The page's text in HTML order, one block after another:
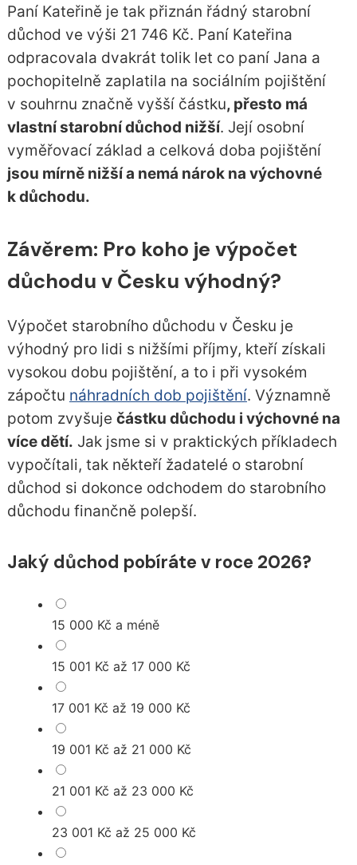
Paní Kateřině je tak přiznán řádný starobní
důchod ve výši 21 746 Kč. Paní Kateřina
odpracovala dvakrát tolik let co paní Jana a
pochopitelně zaplatila na sociálním pojištění
v souhrnu značně vyšší částku, přesto má
vlastní starobní důchod nižší. Její osobní
vyměřovací základ a celková doba pojištění
jsou mírně nižší a nemá nárok na výchovné
k důchodu.
Závěrem: Pro koho je výpočet
důchodu v Česku výhodný?
Výpočet starobního důchodu v Česku je
výhodný pro lidi s nižšími příjmy, kteří získali
vysokou dobu pojištění, a to i při vysokém
zápočtu náhradních dob pojištění. Významně
potom zvyšuje částku důchodu i výchovné na
více dětí. Jak jsme si v praktických příkladech
vypočítali, tak někteří žadatelé o starobní
důchod si dokonce odchodem do starobního
důchodu finančně polepší.
Jaký důchod pobíráte v roce 2026?
15 000 Kč a méně
15 001 Kč až 17 000 Kč
17 001 Kč až 19 000 Kč
19 001 Kč až 21 000 Kč
21 001 Kč až 23 000 Kč
23 001 Kč až 25 000 Kč